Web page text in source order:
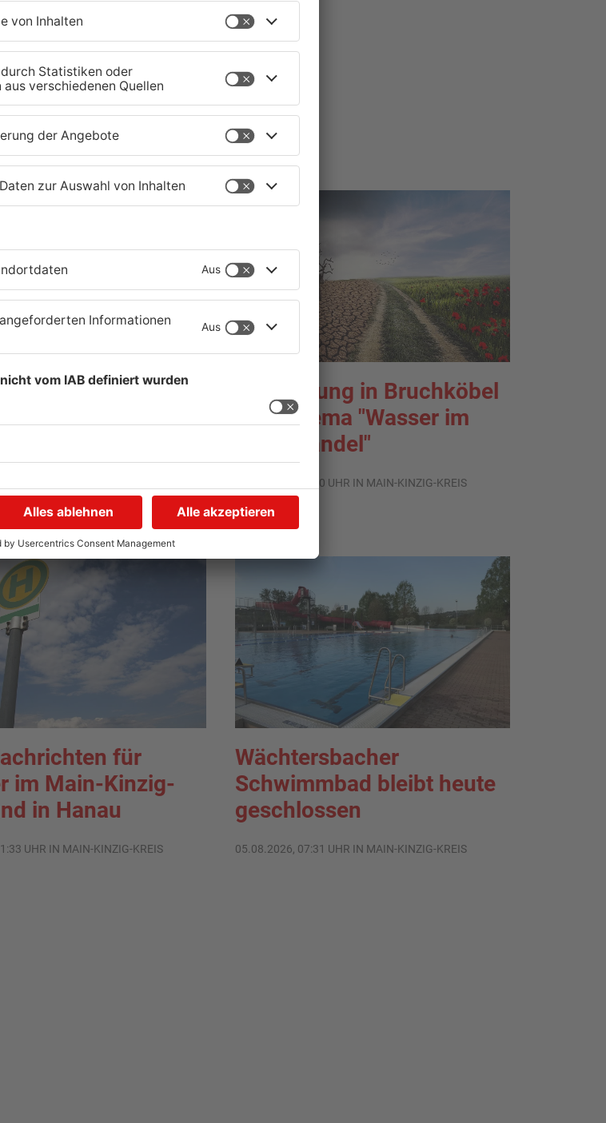
Unfall zwischen
Dreieck
Ausstellung in Bruchköbel
zum Thema "Wasser im
Klimawandel"
07.08.2026, 05:00 UHR IN MAIN-KINZIG-KREIS
für
im Main-Kinzig-
in Hanau
UHR IN MAIN-KINZIG-KREIS
Wächtersbacher
Schwimmbad bleibt heute
geschlossen
05.08.2026, 07:31 UHR IN MAIN-KINZIG-KREIS